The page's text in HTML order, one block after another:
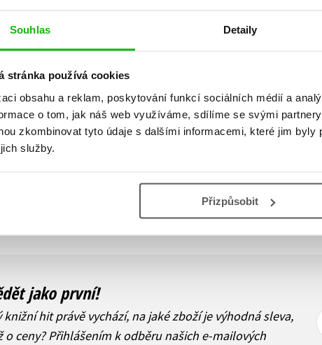
Souhlas Detaily
stránka používá cookies
obsahu a reklam, poskytování funkcí sociálních médií a
o tom, jak náš web využíváme, sdílíme se svými
zkombinovat tyto údaje s dalšími informacemi, které jim byly
služby.
Přizpůsobit
jako první!
knižní hit právě vychází, na jaké zboží je výhodná sleva,
o ceny? Přihlášením k odběru našich e-mailových